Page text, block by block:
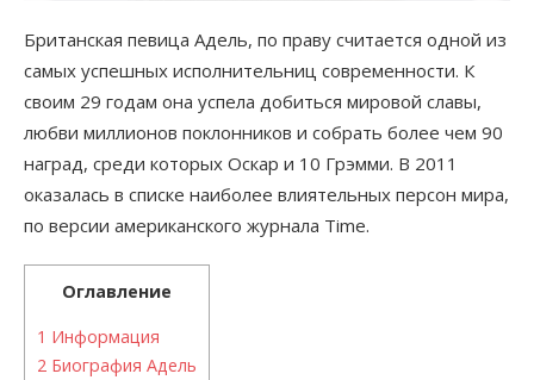
Британская певица Адель, по праву считается одной из
самых успешных исполнительниц современности. К
своим 29 годам она успела добиться мировой славы,
любви миллионов поклонников и собрать более чем 90
наград, среди которых Оскар и 10 Грэмми. В 2011
оказалась в списке наиболее влиятельных персон мира,
по версии американского журнала Time.
Оглавление
1 Информация
2 Биография Адель